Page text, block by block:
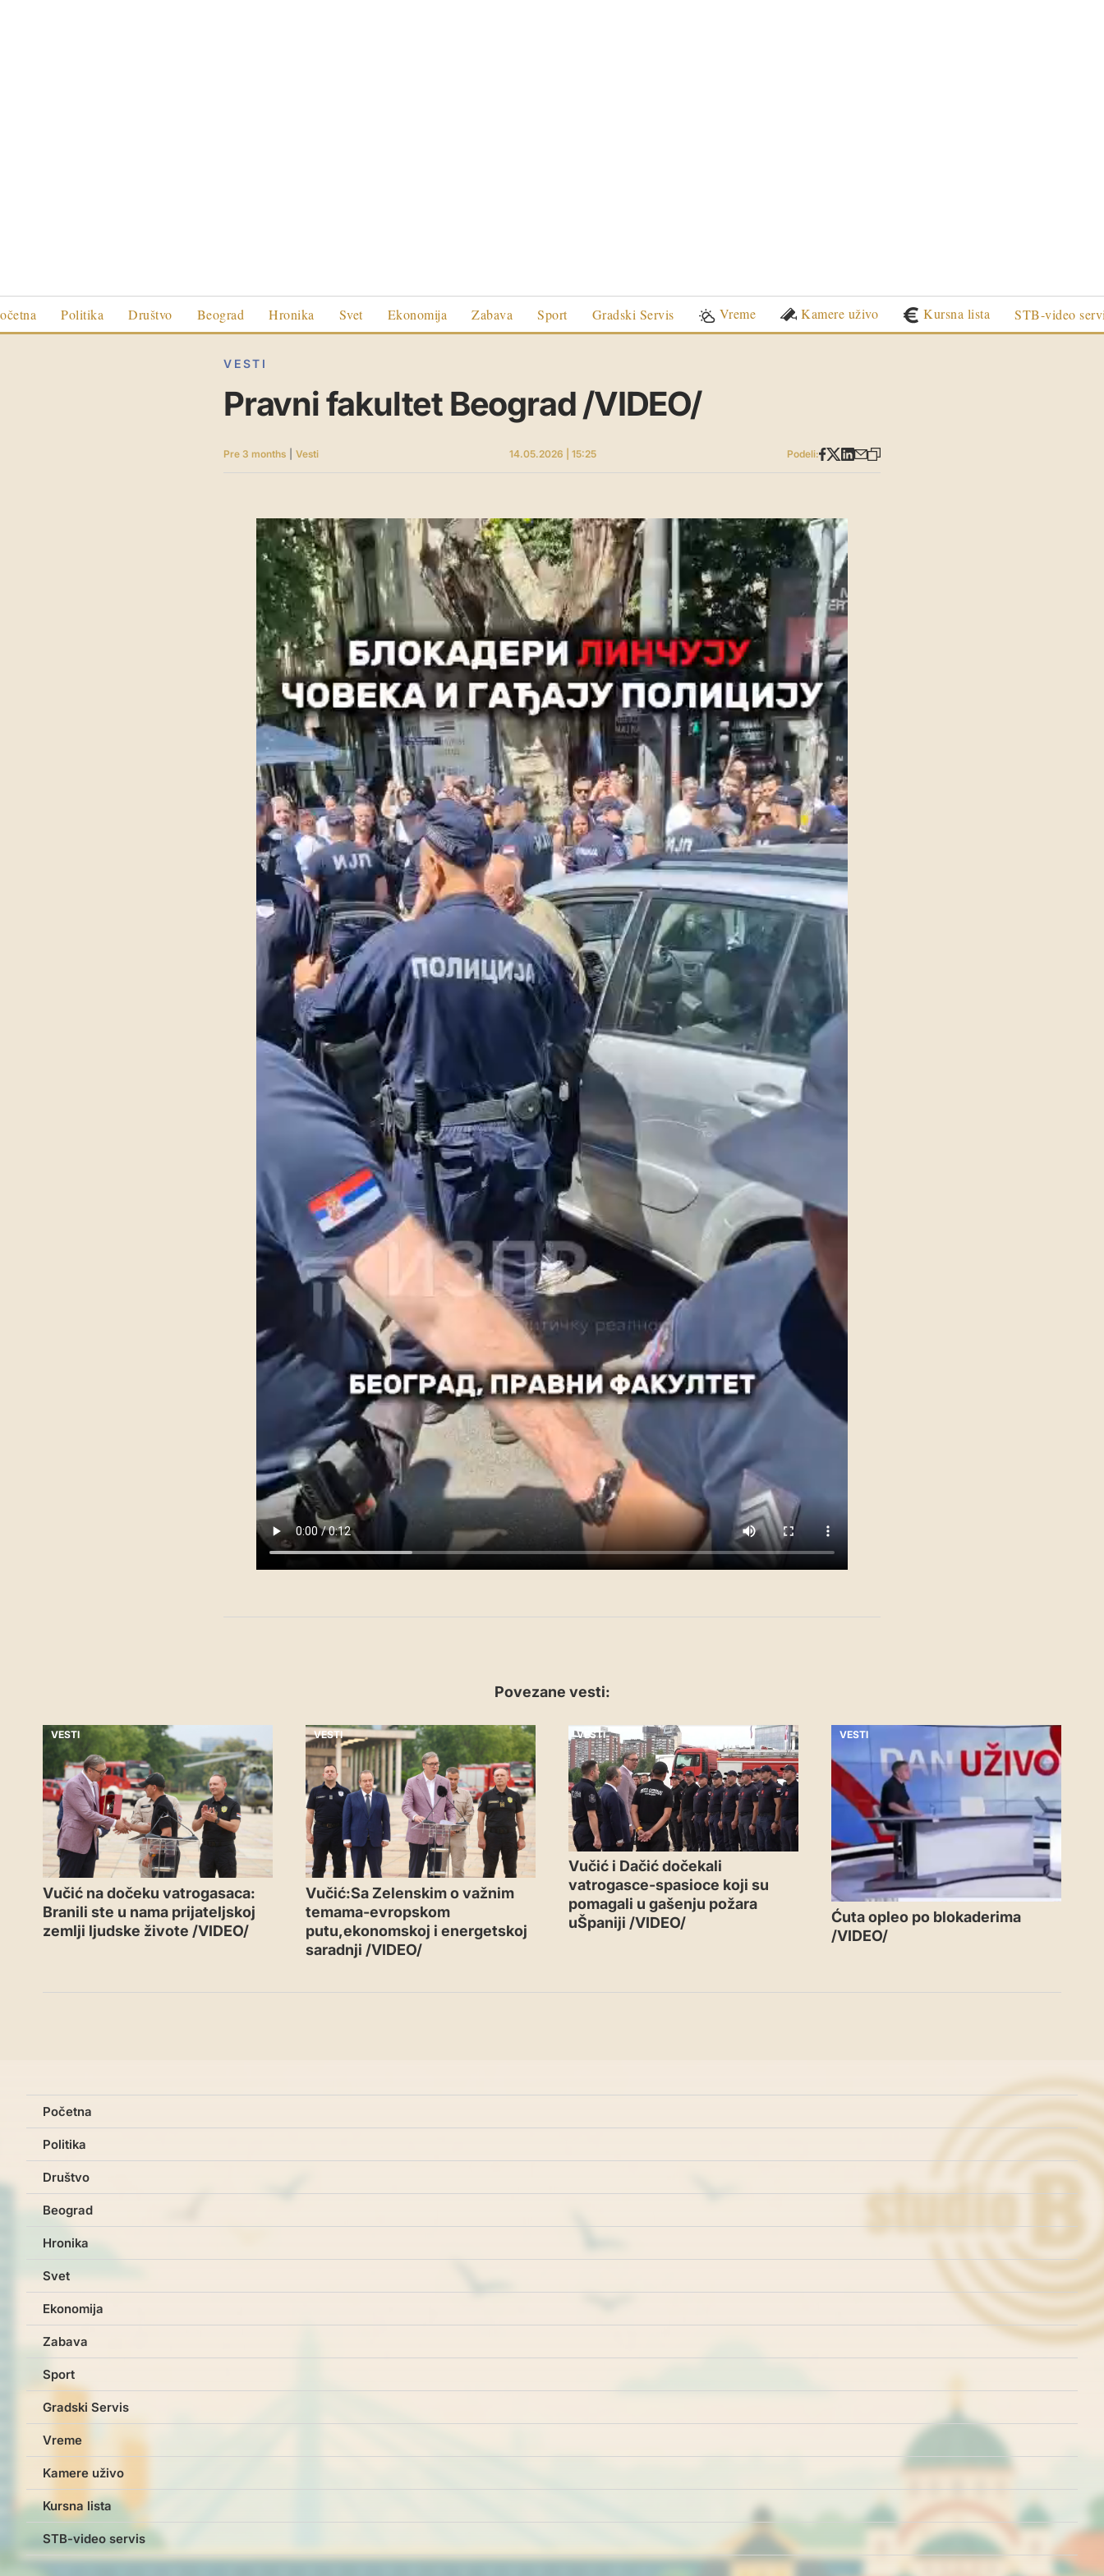
Politika Društvo Beograd Hronika Svet Ekonomija Zabava Sport Gradski Servis Vreme Kamere uživo Kursna lista STB-video
VESTI
Pravni fakultet Beograd /VIDEO/
Pre 3 months Vesti 14.05.2026 | 15:25 Podeli:
Povezane vesti:
VESTI
Vučić na dočeku vatrogasaca:
Branili ste u nama prijateljskoj
zemlji ljudske živote /VIDEO/
VESTI
Vučić:Sa Zelenskim o važnim
temama-evropskom
putu,ekonomskoj i energetskoj
saradnji /VIDEO/
VESTI
Vučić i Dačić dočekali
vatrogasce-spasioce koji su
pomagali u gašenju požara
uŠpaniji /VIDEO/
VESTI
Ćuta opleo po blokaderima
/VIDEO/
Početna
Politika
Društvo
Beograd
Hronika
Svet
Ekonomija
Zabava
Sport
Gradski Servis
Vreme
Kamere uživo
Kursna lista
STB-video servis